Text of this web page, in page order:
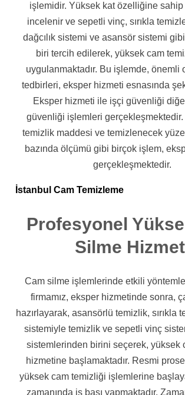
işlemidir. Yüksek kat özelliğine
incelenir ve sepetli vinç, sırıkla
dağcılık sistemi ve asansör sistemi
biri tercih edilerek, yüksek cam
uygulanmaktadır. Bu işlemde, önemli
tedbirleri, eksper hizmeti esnasında
Eksper hizmeti ile işçi güvenliği
güvenliği işlemleri gerçekleşmektedir.
temizlik maddesi ve temizlenecek
bazında ölçümü gibi birçok işlem,
gerçekleşmektedir.
İstanbul Cam Temizleme
Profesyonel
Silme
Cam silme işlemlerinde etkili
firmamız, eksper hizmetinde sonra,
hazırlayarak, asansörlü temizlik, sırıkla
sistemiyle temizlik ve sepetli vinç
sistemlerinden birini seçerek, yüksek
hizmetine başlamaktadır. Resmi
yüksek cam temizliği işlemlerine
zamanında iş başı yapmaktadır.